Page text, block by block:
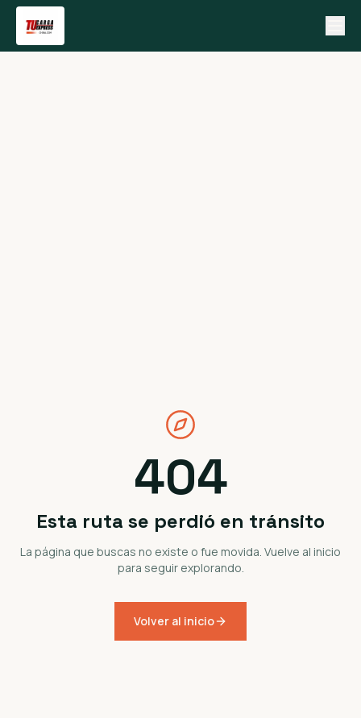
404
Esta ruta se perdió en tránsito
La página que buscas no existe o fue movida. Vuelve al inicio
para seguir explorando.
Volver al inicio